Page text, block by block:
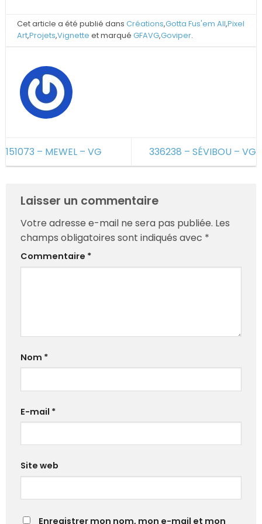
Cet article a été publié dansCréations,Gotta Fus'em All,Pixel
Art,Projets,Vignette et marquéGFAVG,Goviper.
151073 – MEWEL – VG 336238 – SÉVIBOU – VG
Laisser un commentaire
Votre adresse e-mail ne sera pas publiée. Les
champs obligatoires sont indiqués avec *
Commentaire *
Nom *
E-mail *
Site web
Enregistrer mon nom, mon e-mail et mon